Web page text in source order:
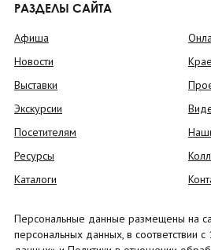
РАЗДЕЛЫ САЙТА
Афиша
Новости
Выставки
Экскурсии
Посетителям
Ресурсы
Каталоги
Персональные данные размещены на
персональных данных, в соответствии